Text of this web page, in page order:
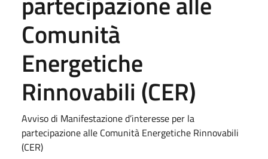
Comunità
Energetiche
Rinnovabili (CER)
Avviso di Manifestazione d’interesse per la
partecipazione alle Comunità Energetiche Rinnovabili
(CER)